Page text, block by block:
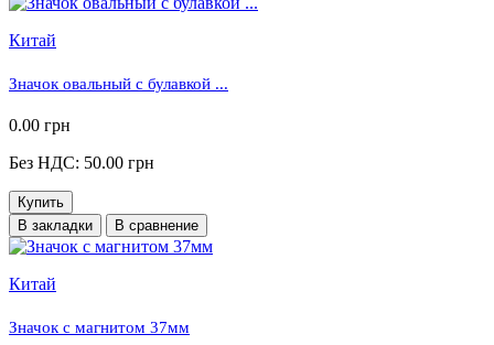
Китай
Значок овальный с булавкой ...
0.00 грн
Без НДС: 50.00 грн
Купить
В закладки
В сравнение
Китай
Значок с магнитом 37мм